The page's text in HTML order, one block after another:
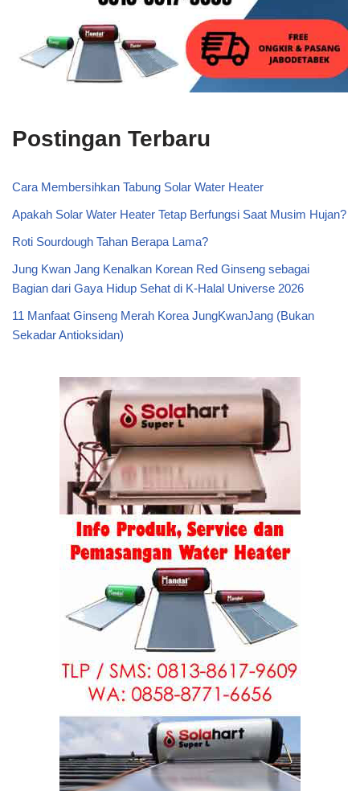
Postingan Terbaru
Cara Membersihkan Tabung Solar Water Heater
Apakah Solar Water Heater Tetap Berfungsi Saat Musim Hujan?
Roti Sourdough Tahan Berapa Lama?
Jung Kwan Jang Kenalkan Korean Red Ginseng sebagai
Bagian dari Gaya Hidup Sehat di K-Halal Universe 2026
11 Manfaat Ginseng Merah Korea JungKwanJang (Bukan
Sekadar Antioksidan)